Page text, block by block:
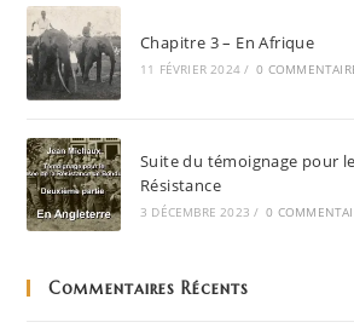
Chapitre 3 – En Afrique
11 FÉVRIER 2024 / 0
Suite du témoignage pour
Résistance
3 DÉCEMBRE 2023 / 0
Commentaires Récents